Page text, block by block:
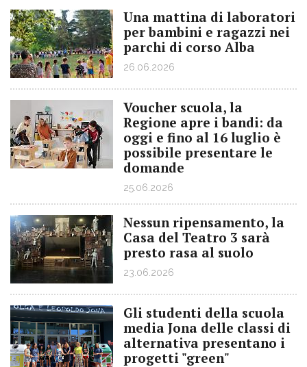
Una mattina di laboratori
per bambini e ragazzi nei
parchi di corso Alba
26.06.2026
Voucher scuola, la
Regione apre i bandi: da
oggi e fino al 16 luglio è
possibile presentare le
domande
25.06.2026
Nessun ripensamento, la
Casa del Teatro 3 sarà
presto rasa al suolo
23.06.2026
Gli studenti della scuola
media Jona delle classi di
alternativa presentano i
progetti "green"